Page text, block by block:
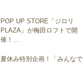
POP UP STORE「ジロリ
PLAZA」が梅田ロフトで開
催！...
夏休み特別企画！「みんなで